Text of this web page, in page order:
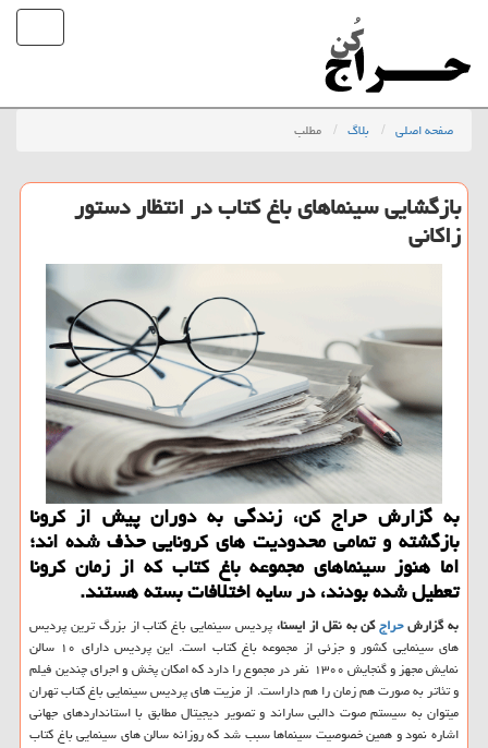
صفحه اصلی بلاگ مطلب
بازگشایی سینماهای باغ کتاب در انتظار دستور
زاکانی
به گزارش حراج کن، زندگی به دوران پیش از کرونا
بازگشته و تمامی محدودیت های کرونایی حذف شده اند؛
اما هنوز سینماهای مجموعه باغ کتاب که از زمان کرونا
تعطیل شده بودند، در سایه اختلافات بسته هستند.
به گزارشحراجکن به نقل از ایسنا،پردیس سینمایی باغ کتاب از بزرگ ترین پردیس
های سینمایی کشور و جزئی از مجموعه باغ کتاب است. این پردیس دارای ۱۰ سالن
نمایش مجهز و گنجایش ۱۳۰۰ نفر در مجموع را دارد که امکان پخش و اجرای چندین فیلم
و تئاتر به صورت هم زمان را هم داراست. از مزیت های پردیس سینمایی باغ کتاب تهران
میتوان به سیستم صوت دالبی ساراند و تصویر دیجیتال مطابق با استانداردهای جهانی
اشاره نمود و همین خصوصیت سینماها سبب شد که روزانه سالن های سینمایی باغ کتاب